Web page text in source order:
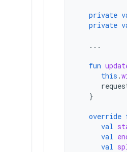
private
private
...
fun
this .
}
override
val
val
val